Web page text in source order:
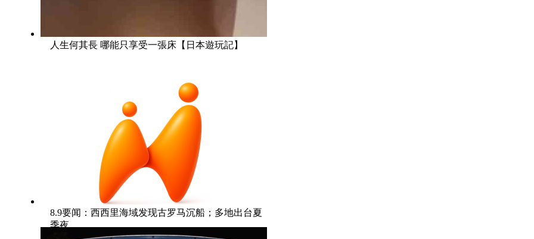
人生何其長 哪能只享受一張床【日本遊玩記】
8.9要闻：西西里海域发现古罗马沉船；多地出台夏
季夜